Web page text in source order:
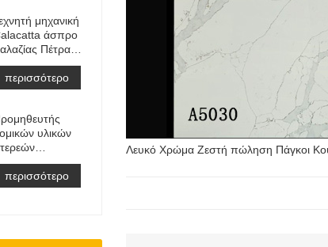
Λευκό Χρώμα Ζεστή πώληση Πάγκοι
μηχανική
άσπρο
Πέτρα
&αμπέραζ;
Μπλουζα
περισσότερο
υλικών
τεχνητής πέτρας
περισσότερο